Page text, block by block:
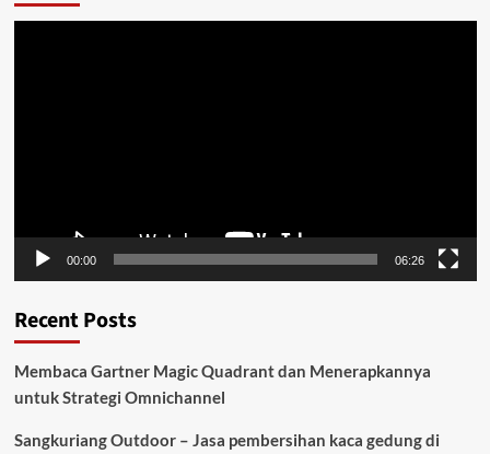
00:00 06:26
Recent Posts
Membaca Gartner Magic Quadrant dan Menerapkannya
untuk Strategi Omnichannel
Sangkuriang Outdoor – Jasa pembersihan kaca gedung di